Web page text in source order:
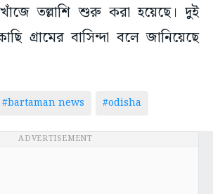
তল্লাশি শুরু করা হয়েছে। দুই
গ্রামের বাসিন্দা বলে জানিয়েছে
#bartaman news #odisha
ADVERTISEMENT